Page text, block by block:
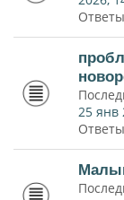
25 янв